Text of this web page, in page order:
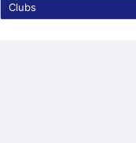
Clubs